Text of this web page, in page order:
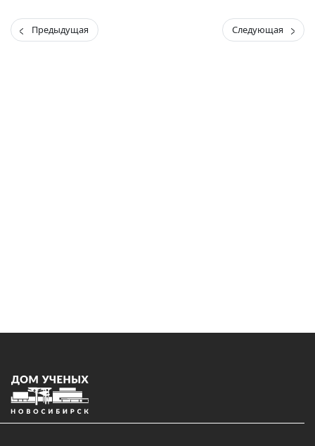
Предыдущая Следующая